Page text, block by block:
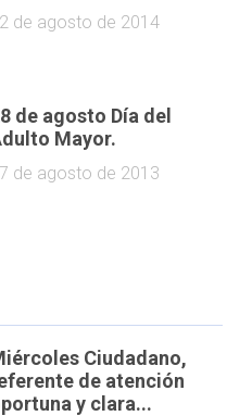
de agosto de 2014
de agosto Día del
Mayor.
de agosto de 2013
Ciudadano,
de atención
y clara...